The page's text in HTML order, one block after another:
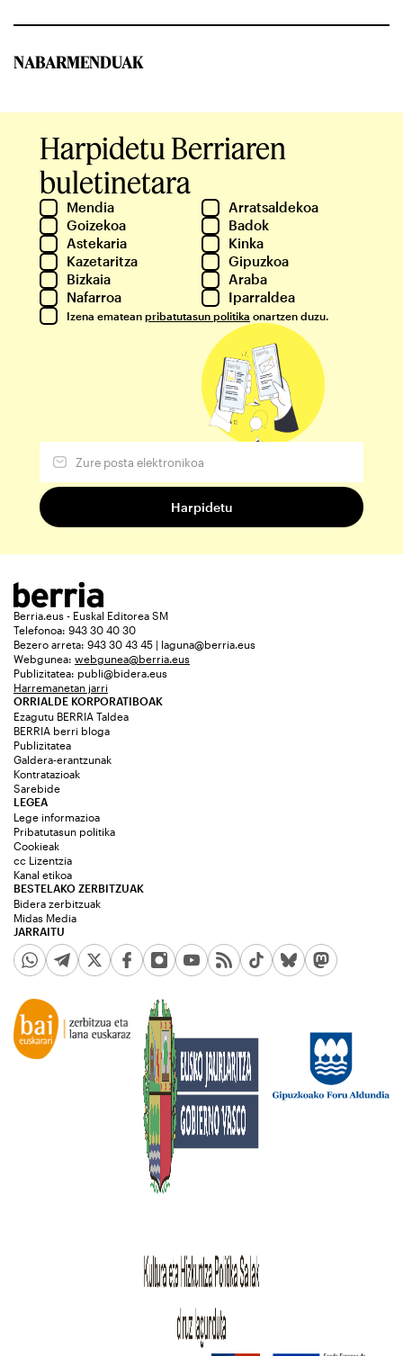
NABARMENDUAK
Harpidetu Berriaren
buletinetara
Mendia
Arratsaldekoa
Goizekoa
Badok
Astekaria
Kinka
Kazetaritza
Gipuzkoa
Bizkaia
Araba
Nafarroa
Iparraldea
Izena ematean pribatutasun politika onartzen duzu.
Berria.eus - Euskal Editorea SM
Telefonoa: 943 30 40 30
Bezero arreta: 943 30 43 45 | laguna@berria.eus
Webgunea: webgunea@berria.eus
Publizitatea: publi@bidera.eus
Harremanetan jarri
ORRIALDE KORPORATIBOAK
Ezagutu BERRIA Taldea
BERRIA berri bloga
Publizitatea
Galdera-erantzunak
Kontratazioak
Sarebide
JARRAITU
LEGEA
Lege informazioa
Pribatutasun politika
Cookieak
cc Lizentzia
Kanal etikoa
BESTELAKO ZERBITZUAK
Bidera zerbitzuak
Midas Media